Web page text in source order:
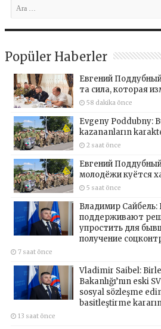
Popüler Haberler
Евгений
та сила, которая
58 dakika önce
Evgeny Poddubny:
kazananların
2 saat önce
Евгений
молодёжи куётся
5 saat önce
Владимир Сайбель:
поддерживают
упростить для
получение
7 saat önce
Vladimir Saibel:
Bakanlığı’nın eski
sosyal sözleşme
basitleştirme
13 saat önce